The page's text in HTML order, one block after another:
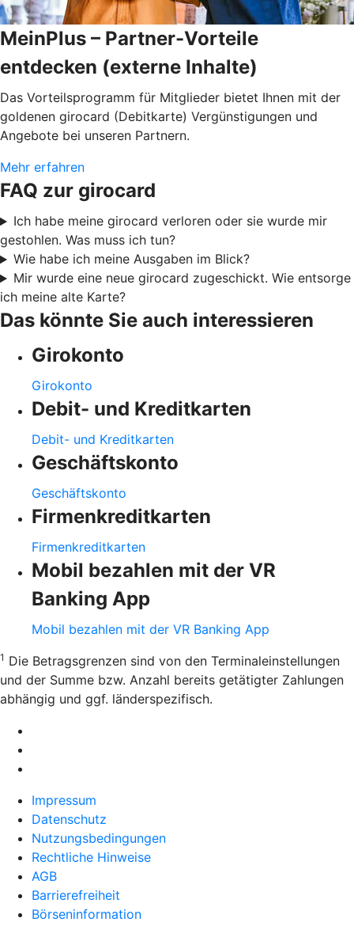
MeinPlus – Partner-Vorteile
entdecken (externe Inhalte)
Das Vorteilsprogramm für Mitglieder bietet Ihnen mit der
goldenen girocard (Debitkarte) Vergünstigungen und
Angebote bei unseren Partnern.
Mehr erfahren
FAQ zur girocard
Ich habe meine girocard verloren oder sie wurde mir
gestohlen. Was muss ich tun?
Wie habe ich meine Ausgaben im Blick?
Mir wurde eine neue girocard zugeschickt. Wie entsorge
ich meine alte Karte?
Das könnte Sie auch interessieren
Girokonto
Girokonto
Debit- und Kreditkarten
Debit- und Kreditkarten
Geschäftskonto
Geschäftskonto
Firmenkreditkarten
Firmenkreditkarten
Mobil bezahlen mit der VR
Banking App
Mobil bezahlen mit der VR Banking App
1 Die Betragsgrenzen sind von den Terminaleinstellungen
und der Summe bzw. Anzahl bereits getätigter Zahlungen
abhängig und ggf. länderspezifisch.
Impressum
Datenschutz
Nutzungsbedingungen
Rechtliche Hinweise
AGB
Barrierefreiheit
Börseninformation